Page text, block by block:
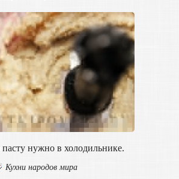
нужно в холодильнике.
Кухни народов мира